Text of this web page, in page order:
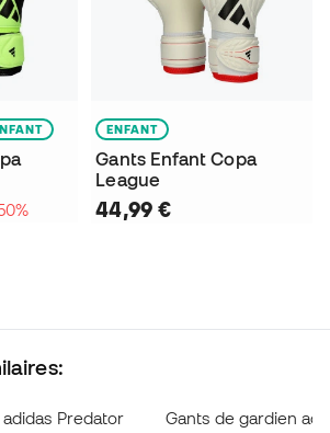
ENFANT
Gants Enfant Copa
League
44,99 €
Predator Gants de gardien